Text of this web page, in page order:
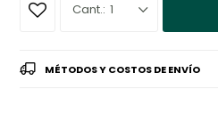
1
MÉTODOS Y COSTOS DE ENVÍO